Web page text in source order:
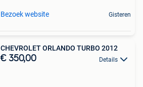
Bezoek website Gisteren
CHEVROLET ORLANDO TURBO 2012
€ 350,00 Details